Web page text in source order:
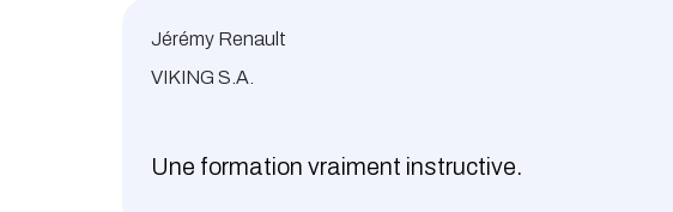
Jérémy Renault
VIKING S.A.
Une formation vraiment instructive.